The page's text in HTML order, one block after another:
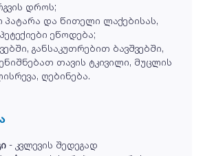
დროს;
პატარა და წითელი ლაქებისას,
ეწოდება;
განსაკუთრებით ბავშვებში,
თავის ტკივილი, მუცლის
ღებინება.
- კვლევის შედეგად